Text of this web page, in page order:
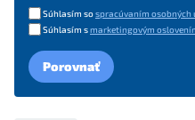
Súhlasím sospracúvaním osobných
Súhlasím smarketingovým
Porovnať